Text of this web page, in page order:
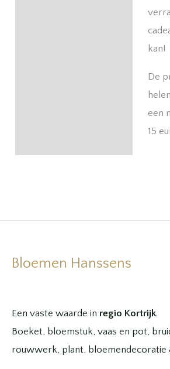
kan!
De
een
15
Bloemen Hanssens
Een vaste waarde in regio Kortrijk.
Boeket, bloemstuk, vaas en pot,
rouwwerk, plant, bloemendecoratie